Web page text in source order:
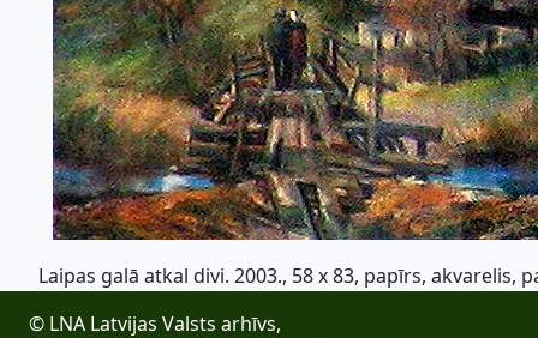
Laipas galā atkal divi. 2003., 58 x 83, papīrs, akvarelis,
© LNA Latvijas Valsts arhīvs,